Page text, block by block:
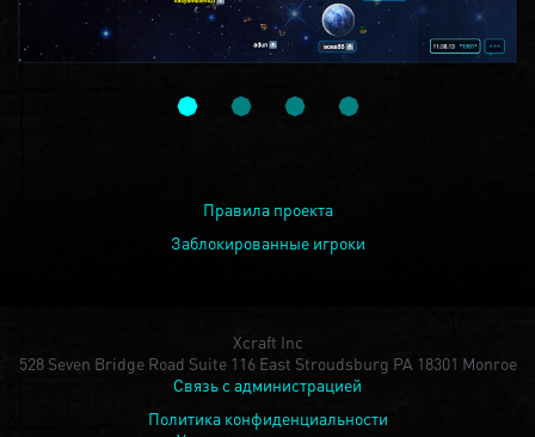
Правила проекта
Заблокированные игроки
Xcraft Inc
528 Seven Bridge Road Suite 116 East Stroudsburg PA 18301 Monroe
Связь с администрацией
Политика конфиденциальности